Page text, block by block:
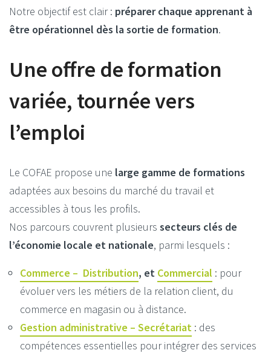
Notre objectif est clair : préparer chaque apprenant à
être opérationnel dès la sortie de formation.
Une offre de formation
variée, tournée vers
l’emploi
Le COFAE propose une large gamme de formations
adaptées aux besoins du marché du travail et
accessibles à tous les profils.
Nos parcours couvrent plusieurs secteurs clés de
l’économie locale et nationale, parmi lesquels :
Commerce – Distribution, et Commercial : pour
évoluer vers les métiers de la relation client, du
commerce en magasin ou à distance.
Gestion administrative – Secrétariat : des
compétences essentielles pour intégrer des services